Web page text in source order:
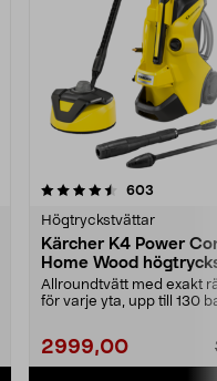
603
Högtryckstvättar
Kärcher K4 Power
Home Wood
Allroundtvätt med exakt
för varje yta, upp till 130
2999,00
4.5 av 5 stjärnor